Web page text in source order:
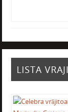
LISTA